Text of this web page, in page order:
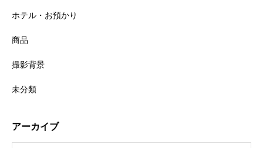
ホテル・お預かり
商品
撮影背景
未分類
アーカイブ